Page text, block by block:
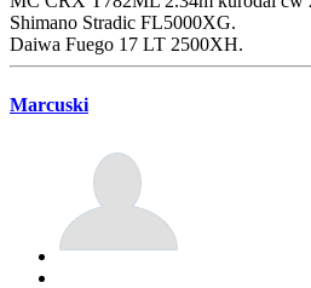
Shimano Stradic FL5000XG.
Daiwa Fuego 17 LT 2500XH.
Marcuski